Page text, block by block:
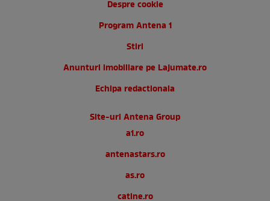
Despre cookie
Program Antena 1
Stiri
Anunturi imobiliare pe Lajumate.ro
Echipa redactionala
Site-uri Antena Group
a1.ro
antenastars.ro
as.ro
catine.ro